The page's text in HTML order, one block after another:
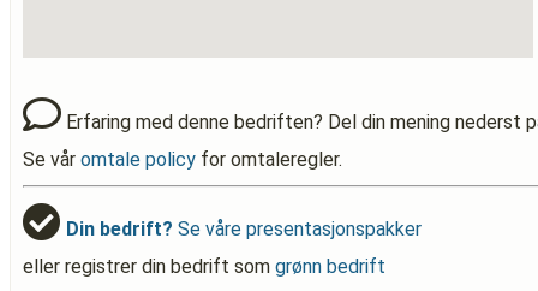
Erfaring med denne bedriften? Del din mening nederst
Se vår omtale policy for omtaleregler.
Din bedrift? Se våre presentasjonspakker
eller registrer din bedrift som grønn bedrift